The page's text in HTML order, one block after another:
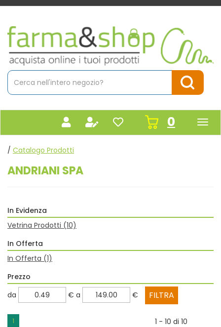
Passa
contenuto
principale
Farmacia
Massaro
Cerca
Prodotto
Cerca
0inseriti
/ Catalogo Prodotti
ANDRIANI SPA
In Evidenza
Vetrina Prodotti (10)
In Offerta
In Offerta (1)
Prezzo
filtra
da € filtra
a €
1 1 - 10 di 10